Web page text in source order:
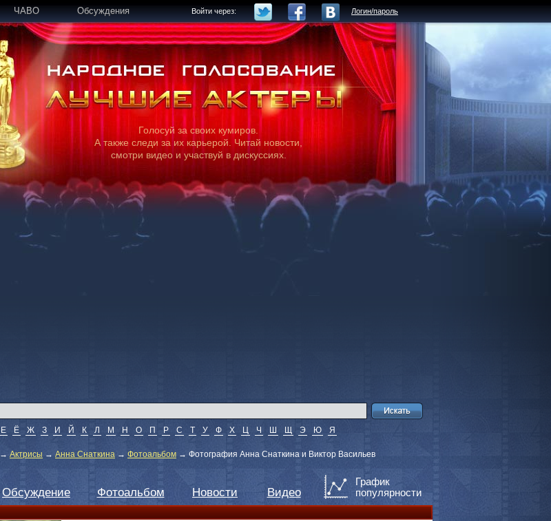
ЧАВО Обсуждения Войти через: Логин/пароль
Голосуй за своих кумиров.
А также следи за их карьерой. Читай новости,
смотри видео и участвуй в дискуссиях.
Е Ё Ж З И Й К Л М Н О П Р С Т У Ф Х Ц Ч Ш Щ Э Ю Я
→ Актрисы → Анна Снаткина → Фотоальбом → Фотография Анна Снаткина и Виктор Васильев
Обсуждение Фотоальбом Новости Видео
График
популярности